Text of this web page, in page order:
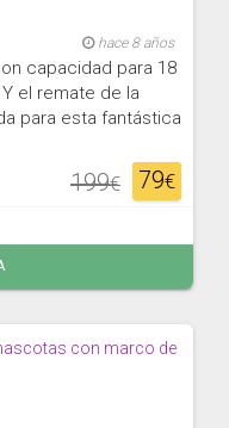
hace 8 años
capacidad para 18
el remate de la
para esta fantástica
79€
199€